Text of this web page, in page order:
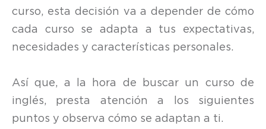
curso, esta decisión va a depender de cómo
cada curso se adapta a tus expectativas,
necesidades y características personales.
Así que, a la hora de buscar un curso de
inglés, presta atención a los siguientes
puntos y observa cómo se adaptan a ti.